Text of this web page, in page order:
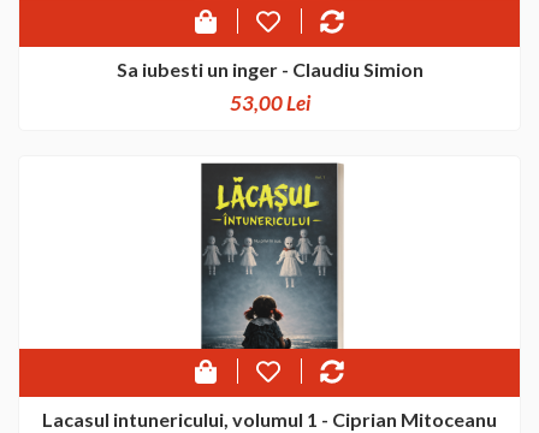
Sa iubesti un inger - Claudiu Simion
53,00 Lei
Lacasul intunericului, volumul 1 - Ciprian Mitoceanu